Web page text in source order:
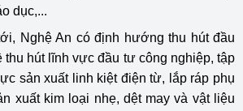
dục,...
Nghệ An có định hướng thu hút đầu
hút lĩnh vực đầu tư công nghiệp, tập
sản xuất linh kiệt điện từ, lắp ráp phụ
xuất kim loại nhẹ, dệt may và vật liệu